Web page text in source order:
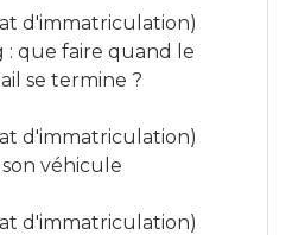
d'immatriculation)
: que faire quand le
se termine ?
d'immatriculation)
véhicule
d'immatriculation)